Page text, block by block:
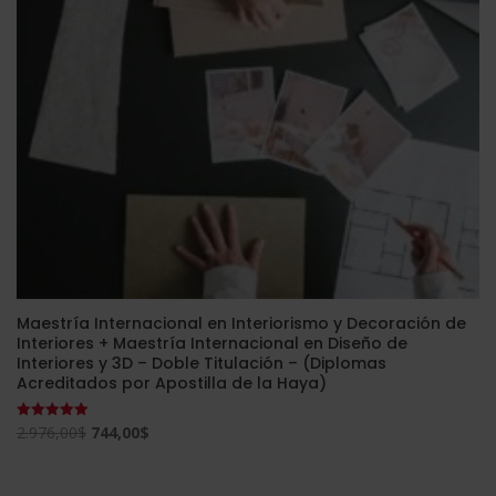
Maestría Internacional en Interiorismo y Decoración de
Interiores + Maestría Internacional en Diseño de
Interiores y 3D – Doble Titulación – (Diplomas
Acreditados por Apostilla de la Haya)
Valorado
con
2.976,00$ El
744,00$